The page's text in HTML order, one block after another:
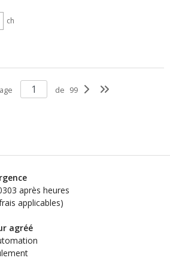
ch
de 99
après heures
applicables)
agréé